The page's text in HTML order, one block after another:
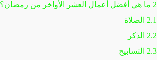
2 ما هي أفضل أعمال العشر الأواخر من رمضان؟
2.1 الصلاة
2.2 الذكر
2.3 التسابيح